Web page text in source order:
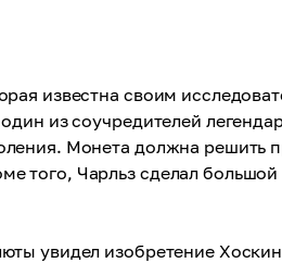
известна своим
из соучредителей
Монета должна
того, Чарльз сделал
увидел изобретение